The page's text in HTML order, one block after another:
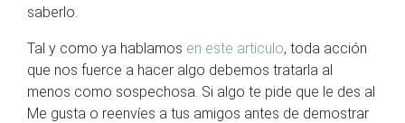
saberlo.
Tal y como ya hablamos en este articulo, toda acción
que nos fuerce a hacer algo debemos tratarla al
menos como sospechosa. Si algo te pide que le des al
Me gusta o reenvíes a tus amigos antes de demostrar